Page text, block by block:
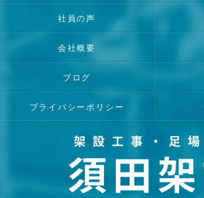
社員の声
会社概要
ブログ
プライバシーポリシー